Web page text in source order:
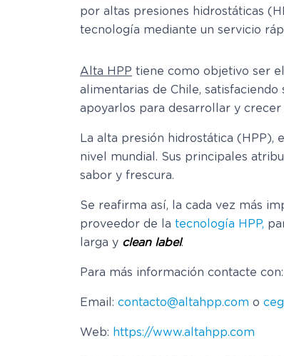
por altas presiones hidrostáticas
tecnología mediante un servicio
Alta HPP tiene como objetivo ser
alimentarias de Chile,
apoyarlos para desarrollar y crecer
La alta presión hidrostática (HPP),
nivel mundial. Sus principales
sabor y frescura.
Se reafirma así, la cada vez más
proveedor de la tecnología HPP,
larga y clean label.
Para más información contacte con:
Email: contacto@altahpp.com o
Web: https://www.altahpp.com